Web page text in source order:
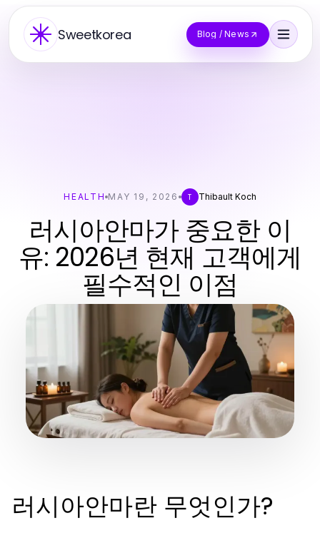
Sweetkorea Blog / News
HEALTH MAY 19, 2026 T Thibault Koch
러시아안마가 중요한 이
유: 2026년 현재 고객에게
필수적인 이점
러시아안마란 무엇인가?